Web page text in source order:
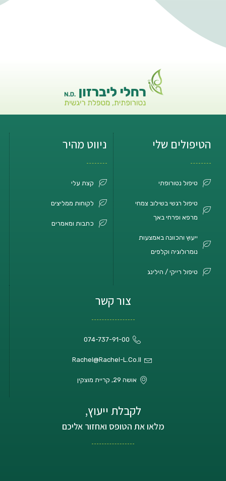
הטיפולים שלי
טיפול נטורופתי
טיפול רגשי בשילוב צמחי
מרפא ופרחי באך
ייעוץ והכוונה באמצעות
נומרולוגיה וקלפים
טיפול רייקי / הילינג
ניווט מהיר
קצת עלי
לקוחות ממליצים
כתבות ומאמרים
צור קשר
074-737-91-00
Rachel@rachel-L.co.il
אושה 29, קריית מוצקין
לקבלת ייעוץ,
מלאו את הטופס ואחזור אליכם